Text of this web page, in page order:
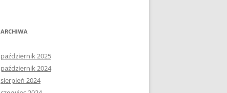
ARCHIWA
październik 2025
październik 2024
sierpień 2024